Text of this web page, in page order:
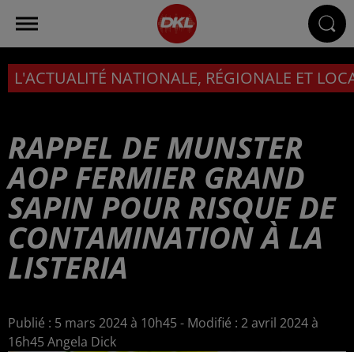
L'ACTUALITÉ NATIONALE, RÉGIONALE ET
RAPPEL DE MUNSTER
AOP FERMIER GRAND
SAPIN POUR RISQUE DE
CONTAMINATION À LA
LISTERIA
Publié : 5 mars 2024 à 10h45 - Modifié : 2 avril 2024 à
16h45 Angela Dick